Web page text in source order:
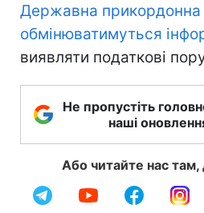
Державна
обмінюватимуться
виявляти податкові
Не пропустіть
наші
Або читайте нас там,